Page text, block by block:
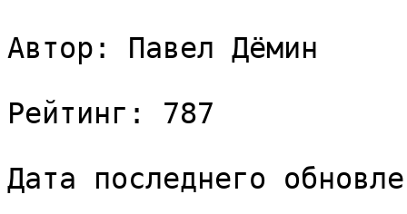
Автор: Павел Дёмин
Рейтинг: 787
Дата последнего